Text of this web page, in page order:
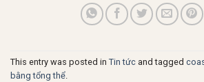
This entry was posted in Tin tức and tagged
bằng tổng thể.